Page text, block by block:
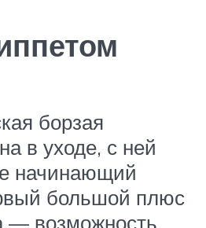
борзая
в уходе, с ней
начинающий
большой плюс
— возможность